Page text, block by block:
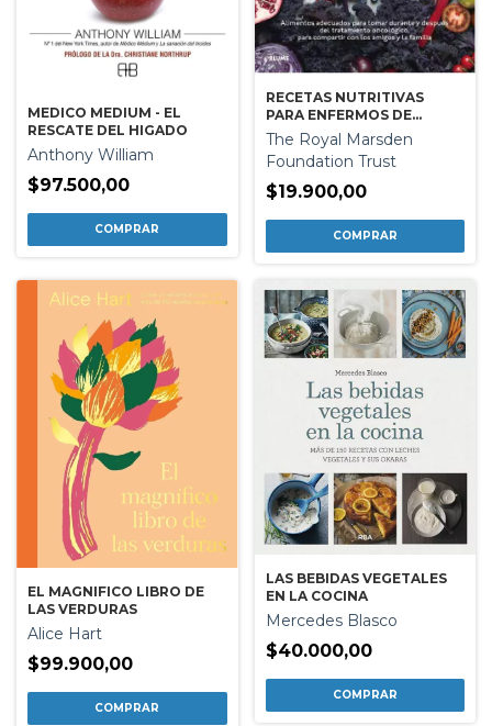
MEDICO MEDIUM - EL
RESCATE DEL HIGADO
Anthony William
$97.500,00
RECETAS NUTRITIVAS
PARA ENFERMOS DE
CANCER
The Royal Marsden
Foundation Trust
$19.900,00
EL MAGNIFICO LIBRO DE
LAS VERDURAS
Alice Hart
$99.900,00
LAS BEBIDAS VEGETALES
EN LA COCINA
Mercedes Blasco
$40.000,00